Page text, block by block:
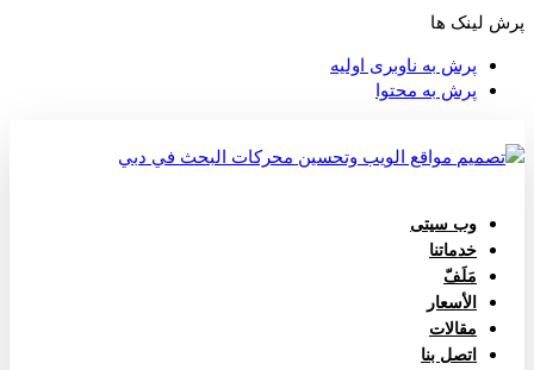
پرش لینک ها
پرش به ناوبری اولیه
پرش به محتوا
وب سیتی
خدماتنا
مَلَفّ
الأسعار
مقالات
اتصل بنا